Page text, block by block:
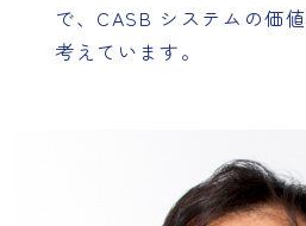
で、CASB システムの価
考えています。